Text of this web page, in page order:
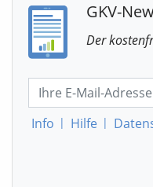
GKV-
Der
Info | Hilfe |